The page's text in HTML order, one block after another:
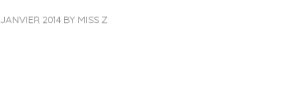
2014 BY MISS Z